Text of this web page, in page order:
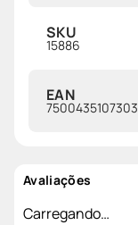
SKU
15886
EAN
7500435107303
Avaliações
Carregando…